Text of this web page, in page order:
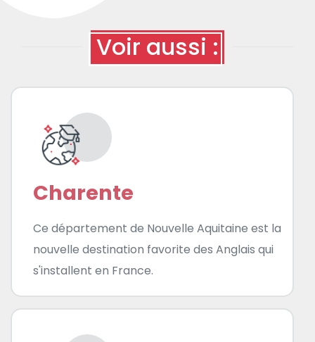
Voir aussi :
Charente
Ce département de Nouvelle Aquitaine est la
nouvelle destination favorite des Anglais qui
s'installent en France.